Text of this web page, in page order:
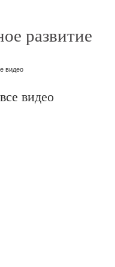
развитие
видео
видео